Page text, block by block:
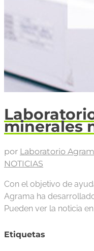
minerales
por Laboratorio
NOTICIAS
Con el objetivo de
Agrama ha
Pueden ver la noticia
Etiquetas